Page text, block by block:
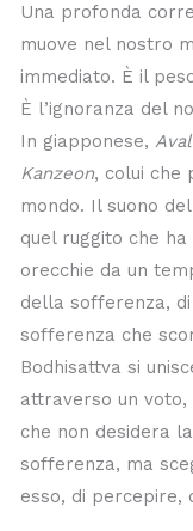
Una profonda
muove nel nostro
immediato. È il
È l’ignoranza del
In giapponese,
Kanzeon, colui che
mondo. Il suono
quel ruggito che
orecchie da un
della sofferenza,
sofferenza che
Bodhisattva si
attraverso un
che non desidera
sofferenza, ma
esso, di percepire,